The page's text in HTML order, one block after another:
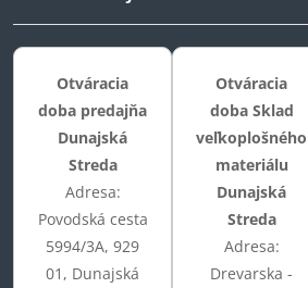
Otváracia
doba predajňa
Dunajská
Streda
Adresa:
Povodská cesta
5994/3A, 929
01, Dunajská
Otváracia
doba Sklad
veľkoplošného
materiálu
Dunajská
Streda
Adresa:
Drevarska -